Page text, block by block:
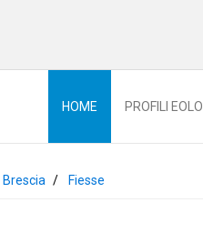
HOME PROFILI EOLO
Brescia Fiesse